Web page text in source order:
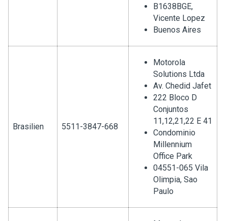
B1638BGE,
Vicente Lopez
Buenos Aires
Brasilien 5511-3847-668
Motorola
Solutions Ltda
Av. Chedid Jafet
222 Bloco D
Conjuntos
11,12,21,22 E 41
Condominio
Millennium
Office Park
04551-065 Vila
Olimpia, Sao
Paulo